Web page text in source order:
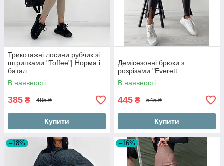
Трикотажні лосини рубчик зі
штрипками "Toffee"| Норма і
батал
В наявності
385 ₴ 485 ₴
Купити
Демісезонні брюки з
розрізами "Everett
В наявності
445 ₴ 545 ₴
Купити
–18% –16%